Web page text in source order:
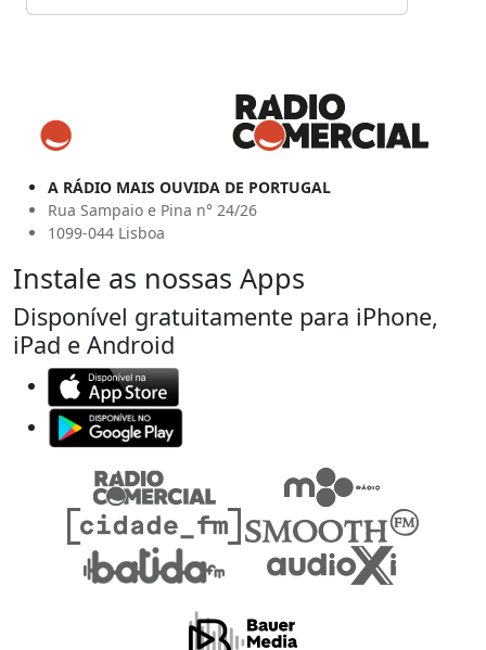
A RÁDIO MAIS OUVIDA DE PORTUGAL
Rua Sampaio e Pina n° 24/26
1099-044 Lisboa
Instale as nossas Apps
Disponível gratuitamente para iPhone,
iPad e Android